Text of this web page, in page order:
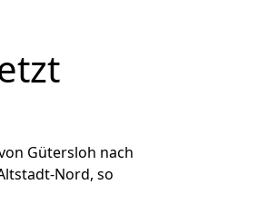
Gütersloh nach
Nord, so